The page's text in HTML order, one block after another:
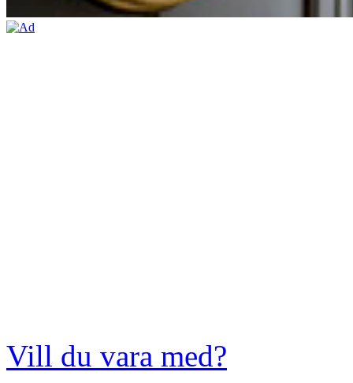
Vill du vara med?